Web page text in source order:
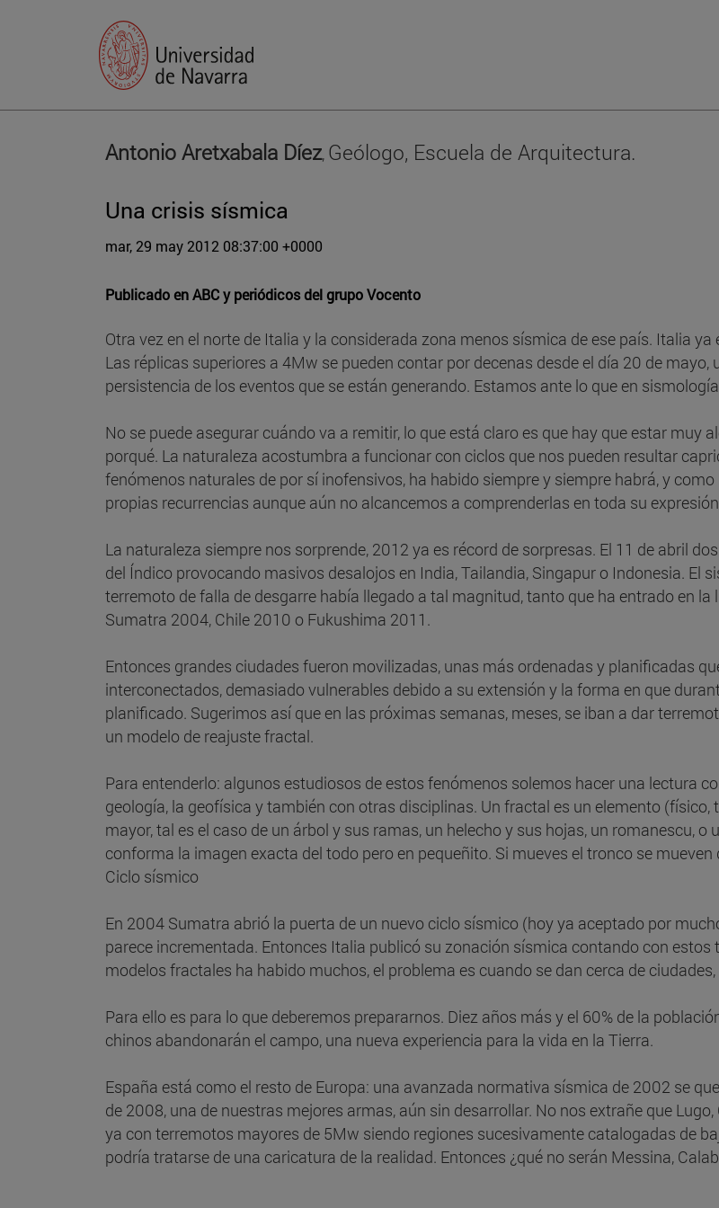
Antonio Aretxabala Díez, Geólogo, Escuela de Arquitectura.
Una crisis sísmica
mar, 29 may 2012 08:37:00 +0000
Publicado enABC y periódicos del grupo Vocento
Otra vez en el norte de Italia y la considerada zona menos sísmica de ese país. Italia
Las réplicas superiores a 4Mw se pueden contar por decenas desde el día 20 de
persistencia de los eventos que se están generando. Estamos ante lo que en
No se puede asegurar cuándo va a remitir, lo que está claro es que hay que estar muy
porqué. La naturaleza acostumbra a funcionar con ciclos que nos pueden resultar
fenómenos naturales de por sí inofensivos, ha habido siempre y siempre habrá, y
propias recurrencias aunque aún no alcancemos a comprenderlas en toda su
La naturaleza siempre nos sorprende, 2012 ya es récord de sorpresas. El 11 de abril
del Índico provocando masivos desalojos en India, Tailandia, Singapur o Indonesia. El
terremoto de falla de desgarre había llegado a tal magnitud, tanto que ha entrado en
Sumatra 2004, Chile 2010 o Fukushima 2011.
Entonces grandes ciudades fueron movilizadas, unas más ordenadas y planificadas
interconectados, demasiado vulnerables debido a su extensión y la forma en que
planificado. Sugerimos así que en las próximas semanas, meses, se iban a dar
un modelo de reajuste fractal.
Para entenderlo: algunos estudiosos de estos fenómenos solemos hacer una lectura
geología, la geofísica y también con otras disciplinas. Un fractal es un elemento
mayor, tal es el caso de un árbol y sus ramas, un helecho y sus hojas, un romanescu,
conforma la imagen exacta del todo pero en pequeñito. Si mueves el tronco se
Ciclo sísmico
En 2004 Sumatra abrió la puerta de un nuevo ciclo sísmico (hoy ya aceptado por
parece incrementada. Entonces Italia publicó su zonación sísmica contando con
modelos fractales ha habido muchos, el problema es cuando se dan cerca de ciudades,
Para ello es para lo que deberemos prepararnos. Diez años más y el 60% de la
chinos abandonarán el campo, una nueva experiencia para la vida en la Tierra.
España está como el resto de Europa: una avanzada normativa sísmica de 2002 se
de 2008, una de nuestras mejores armas, aún sin desarrollar. No nos extrañe que
ya con terremotos mayores de 5Mw siendo regiones sucesivamente catalogadas de
podría tratarse de una caricatura de la realidad. Entonces ¿qué no serán Messina,